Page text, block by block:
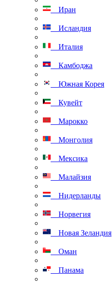
Иран
Исландия
Италия
Камбоджа
Южная Корея
Кувейт
Марокко
Монголия
Мексика
Малайзия
Нидерланды
Норвегия
Новая Зеландия
Оман
Панама